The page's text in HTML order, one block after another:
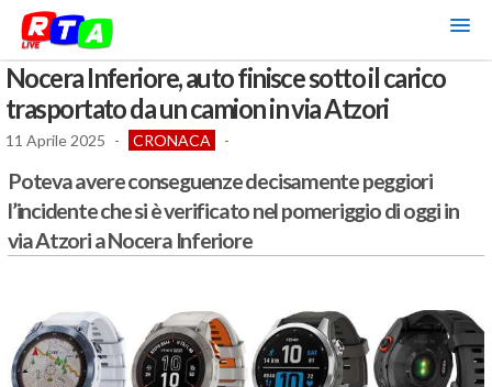
Nocera Inferiore, auto finisce sotto il carico
trasportato da un camion in via Atzori
11 Aprile 2025 - CRONACA -
Poteva avere conseguenze decisamente peggiori
l’incidente che si è verificato nel pomeriggio di oggi in
via Atzori a Nocera Inferiore